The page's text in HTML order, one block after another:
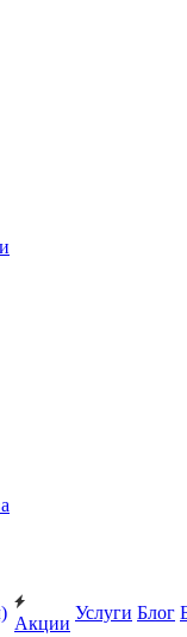
Акции
Услуги Блог